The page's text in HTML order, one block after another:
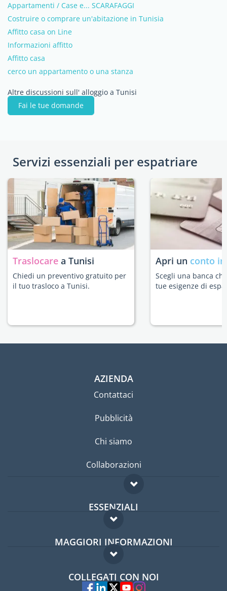
Appartamenti / Case e... SCARAFAGGI
Costruire o comprare un'abitazione in Tunisia
Affitto casa on Line
Informazioni affitto
Affitto casa
cerco un appartamento o una stanza
Altre discussioni sull' alloggio a Tunisi
Fai le tue domande
Servizi essenziali per espatriare
Traslocare a Tunisi
Chiedi un preventivo gratuito per
il tuo trasloco a Tunisi.
Apri un conto
Scegli una banca
tue esigenze di
AZIENDA
Contattaci
Pubblicità
Chi siamo
Collaborazioni
ESSENZIALI
Forum per expat
Guida per expat
MAGGIORI INFORMAZIONI
Domande frequenti
Esperti
COLLEGATI CON NOI